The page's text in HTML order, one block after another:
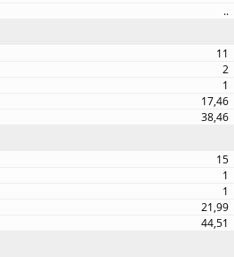
..
11
2
1
17,46
38,46
15
1
1
21,99
44,51